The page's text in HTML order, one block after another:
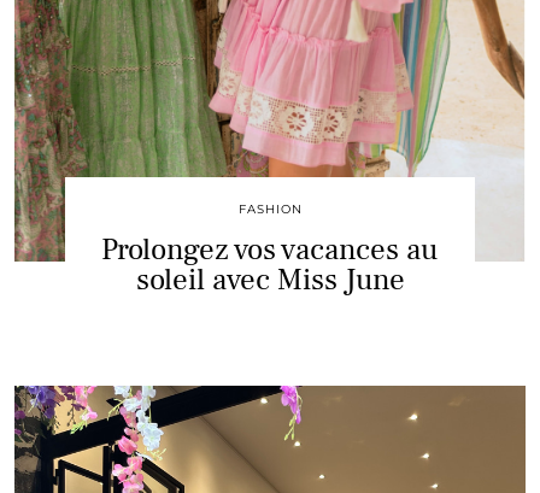
FASHION
Prolongez vos vacances au
soleil avec Miss June